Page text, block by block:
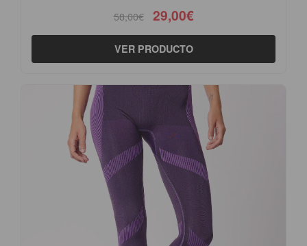
58,00€ 29,00€
VER PRODUCTO